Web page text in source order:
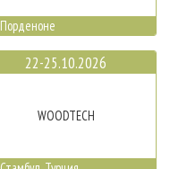
Порденоне
22-25.10.2026
WOODTECH